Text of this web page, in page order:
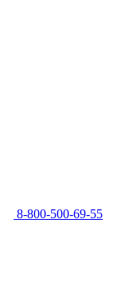
8-800-500-69-55